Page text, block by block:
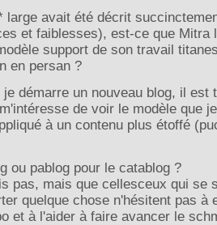
large avait été décrit
et faiblesses), est-ce que Mitra
support de son travail
en persan ?
je démarre un nouveau blog, il est
de voir le modèle que
à un contenu plus étoffé
ou pablog pour le catablog ?
pas, mais que cellesceux qui se
quelque chose n'hésitent pas à
et à l'aider à faire avancer le